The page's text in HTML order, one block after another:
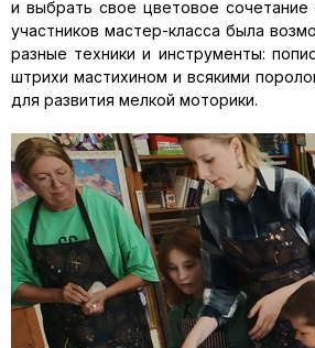
и выбрать свое цветовое сочетание
участников мастер-класса была
разные техники и инструменты:
штрихи мастихином и всякими
для развития мелкой моторики.